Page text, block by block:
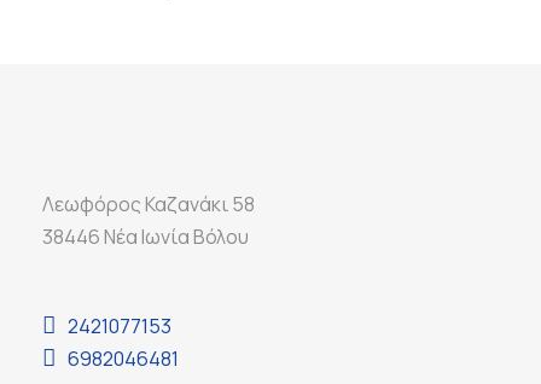
Λεωφόρος Καζανάκι 58
38446 Νέα Ιωνία Βόλου
2421077153
6982046481